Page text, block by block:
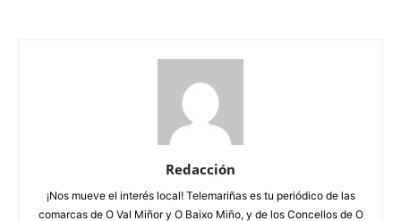
Redacción
¡Nos mueve el interés local! Telemariñas es tu periódico de las
comarcas de O Val Miñor y O Baixo Miño, y de los Concellos de O